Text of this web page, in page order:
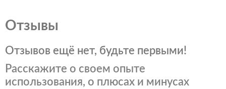
Отзывы
Отзывов ещё нет, будьте первыми!
Расскажите о своем опыте
использования, о плюсах и минусах